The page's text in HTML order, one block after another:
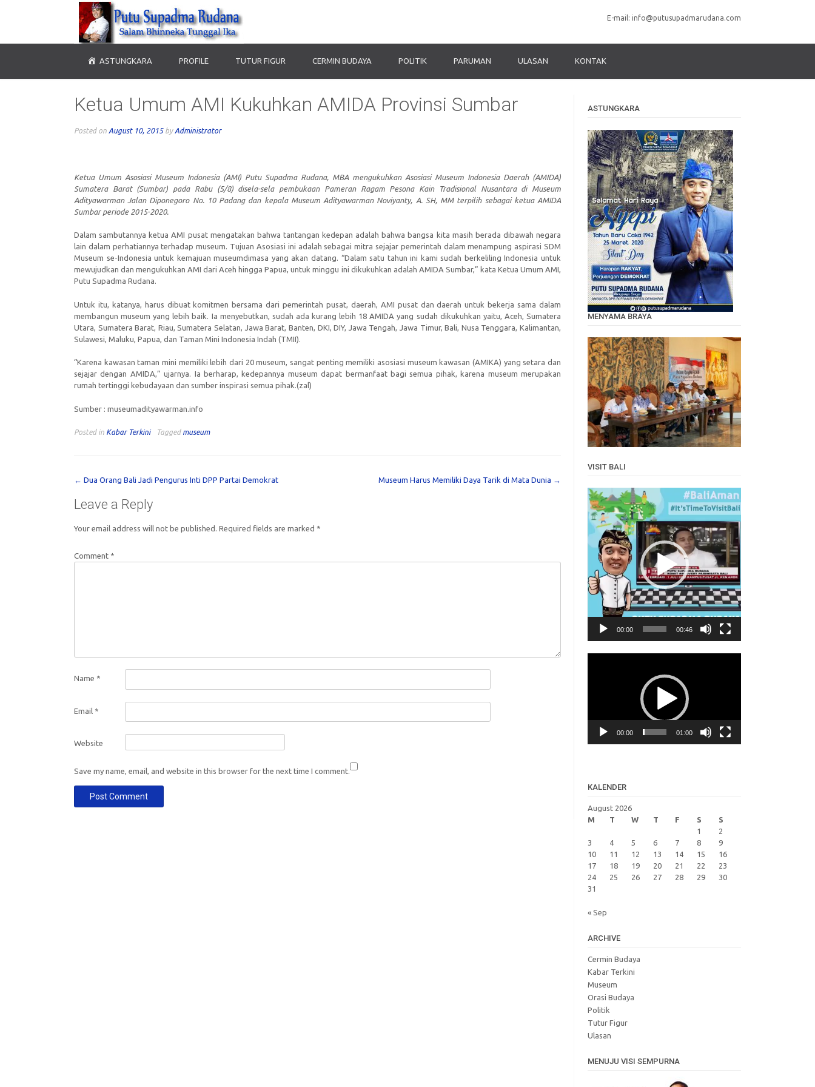
E-mail: info@putusupadmarudana.com
ASTUNGKARA PROFILE TUTUR FIGUR CERMIN BUDAYA POLITIK PARUMAN ULASAN KONTAK
Ketua Umum AMI Kukuhkan AMIDA Provinsi Sumbar
Posted on August 10, 2015by Administrator
Ketua Umum Asosiasi Museum Indonesia (AMI) Putu Supadma Rudana, MBA mengukuhkan Asosiasi Museum Indonesia Daerah (AMIDA)
Sumatera Barat (Sumbar) pada Rabu (5/8) disela-sela pembukaan Pameran Ragam Pesona Kain Tradisional Nusantara di Museum
Adityawarman Jalan Diponegoro No. 10 Padang dan kepala Museum Adityawarman Noviyanty, A. SH, MM terpilih sebagai ketua AMIDA
Sumbar periode 2015-2020.
Dalam sambutannya ketua AMI pusat mengatakan bahwa tantangan kedepan adalah bahwa bangsa kita masih berada dibawah negara
lain dalam perhatiannya terhadap museum. Tujuan Asosiasi ini adalah sebagai mitra sejajar pemerintah dalam menampung aspirasi SDM
Museum se-Indonesia untuk kemajuan museumdimasa yang akan datang. “Dalam satu tahun ini kami sudah berkeliling Indonesia untuk
mewujudkan dan mengukuhkan AMI dari Aceh hingga Papua, untuk minggu ini dikukuhkan adalah AMIDA Sumbar,” kata Ketua Umum AMI,
Putu Supadma Rudana.
Untuk itu, katanya, harus dibuat komitmen bersama dari pemerintah pusat, daerah, AMI pusat dan daerah untuk bekerja sama dalam
membangun museum yang lebih baik. Ia menyebutkan, sudah ada kurang lebih 18 AMIDA yang sudah dikukuhkan yaitu, Aceh, Sumatera
Utara, Sumatera Barat, Riau, Sumatera Selatan, Jawa Barat, Banten, DKI, DIY, Jawa Tengah, Jawa Timur, Bali, Nusa Tenggara, Kalimantan,
Sulawesi, Maluku, Papua, dan Taman Mini Indonesia Indah (TMII).
“Karena kawasan taman mini memiliki lebih dari 20 museum, sangat penting memiliki asosiasi museum kawasan (AMIKA) yang setara dan
sejajar dengan AMIDA,” ujarnya. Ia berharap, kedepannya museum dapat bermanfaat bagi semua pihak, karena museum merupakan
rumah tertinggi kebudayaan dan sumber inspirasi semua pihak.(zal)
Sumber : museumadityawarman.info
Posted in Kabar Terkini Tagged museum
Post
navigation
← Dua Orang Bali Jadi Pengurus Inti DPP Partai Demokrat Museum Harus Memiliki Daya Tarik di Mata Dunia →
Leave a Reply
Your email address will not be published. Required fields are marked *
Comment *
Name *
Email *
Website
Save my name, email, and website in this browser for the next time I comment.
ASTUNGKARA
MENYAMA BRAYA
VISIT BALI
Video
Player
00:00 00:46
00:00 01:00
KALENDER
August 2026
M
T W T F S
S
1
2
3
4 5 6 7 8
9
10
11 12 13 14 15
16
17
18 19 20 21 22
23
24
25 26 27 28 29
30
31
« Sep
ARCHIVE
Cermin Budaya
Kabar Terkini
Museum
Orasi Budaya
Politik
Tutur Figur
Ulasan
MENUJU VISI SEMPURNA